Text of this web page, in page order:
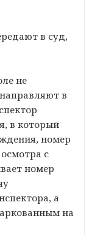
в суд,
не
в
в который
номер
с
номер
а
на